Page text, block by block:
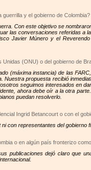
y el gobierno de Colombia?
Con este objetivo se
las conversaciones referidas a
Javier Múnero y el
Unidas (ONU) o del gobierno de
(máxima instancia) de las
propuesta recibió
seguimos interesados en
ahora debe oír a la otra
puedan resolverlo.
Ingrid Betancourt o con el
con representantes del gobierno
o en algún país fronterizo
publicaciones dejó claro que